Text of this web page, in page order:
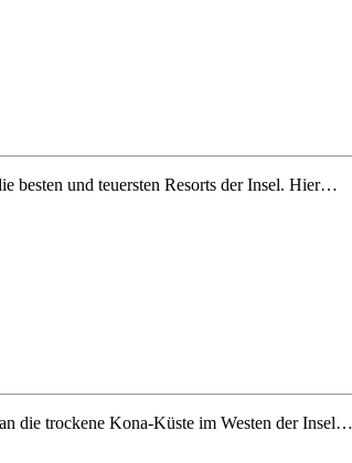
besten und teuersten Resorts der Insel. Hier…
die trockene Kona-Küste im Westen der Insel…